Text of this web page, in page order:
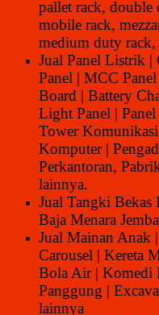
pallet rack, double
mobile rack,
medium duty rack,
Jual Panel Listrik |
Panel | MCC
Board | Battery
Light Panel |
Tower
Komputer |
Perkantoran,
lainnya.
Jual Tangki
Baja Menara
Jual Mainan Anak
Carousel | Kereta
Bola Air | Komedi
Panggung |
lainnya